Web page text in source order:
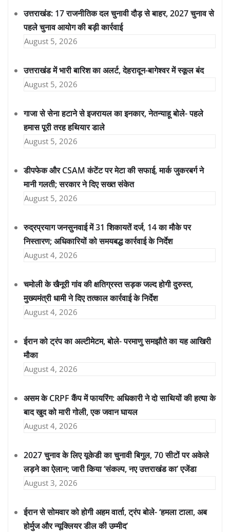
उत्तराखंड: 17 राजनीतिक दल चुनावी दौड़ से बाहर, 2027 चुनाव से
पहले चुनाव आयोग की बड़ी कार्रवाई
August 5, 2026
उत्तराखंड में भारी बारिश का अलर्ट, देहरादून-बागेश्वर में स्कूल बंद
August 5, 2026
गाजा से सेना हटाने से इजरायल का इनकार, नेतन्याहू बोले- पहले
हमास पूरी तरह हथियार डाले
August 5, 2026
डीपफेक और CSAM कंटेंट पर मेटा की सफाई, मार्क जुकरबर्ग ने
मानी गलती; सरकार ने दिए सख्त संकेत
August 5, 2026
रुद्रप्रयाग जनसुनवाई में 31 शिकायतें दर्ज, 14 का मौके पर
निस्तारण; अधिकारियों को समयबद्ध कार्रवाई के निर्देश
August 4, 2026
चमोली के खैनूरी गांव की क्षतिग्रस्त सड़क जल्द होगी दुरुस्त,
मुख्यमंत्री धामी ने दिए तत्काल कार्रवाई के निर्देश
August 4, 2026
ईरान को ट्रंप का अल्टीमेटम, बोले- परमाणु समझौते का यह आखिरी
मौका
August 4, 2026
असम के CRPF कैंप में फायरिंग: अधिकारी ने दो साथियों की हत्या के
बाद खुद को मारी गोली, एक जवान घायल
August 4, 2026
2027 चुनाव के लिए यूकेडी का चुनावी बिगुल, 70 सीटों पर अकेले
लड़ने का ऐलान; जारी किया ‘संकल्प, नए उत्तराखंड का’ एजेंडा
August 3, 2026
ईरान से सोमवार को होगी अहम वार्ता, ट्रंप बोले- ‘हमला टाला, अब
होर्मुज और न्यूक्लियर डील की उम्मीद’